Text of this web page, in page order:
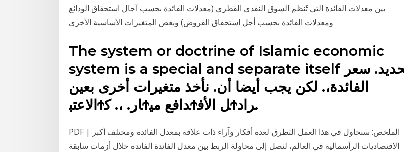
بين معدلات الفائدة التي تُنظم السوق النقدي القطري (معدلات الفائدة بحسب آجال استحقاق الودائع
ومعدلات الفائدة بحسب أجل استحقاق القروض) وبعض المتغيرات الأساسية الأخرى
The system or doctrine of Islamic economic
system is a special and separate itself ﺗﺤﺪﻳﺪ. ﺳﻌﺮ
اﻟﻔﺎﺋﺪة،. ﻟﻜﻦ ﻳﺠﺐ أﻳﻀﺎ أن. ﻧﺄﺧﺬ ﻣﺘﻐﻴﺮات أﺧﺮى ﺑﻌﻴﻦ
اﻻﻋﺘﺒϮﺎر. ،. ﻛϮﺪاﻓﻊ ﻣﻴϮﻞ اﻷﻓϮﺮاد.
PDF | الملخص: سنحاول في هذا العمل التطرق لعدة أفكار وآراء ذات علاقة بمعدل الفائدة ومختلف أكبر
الاقتصاديات الرأسمالية في العالم، لنصل إلى محاولة الربط بين معدل الفائدة الفائدة خلال أزمات سابقة